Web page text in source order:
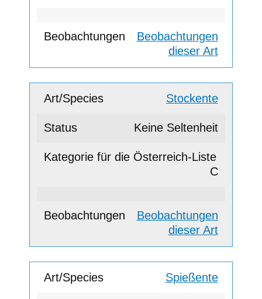
Beobachtungen
dieser Art
Stockente
Keine Seltenheit
C
Beobachtungen
dieser Art
Spießente